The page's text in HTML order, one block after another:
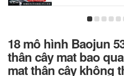
18 mô hình Baojun
thân cây mat bao
mat thân cây không